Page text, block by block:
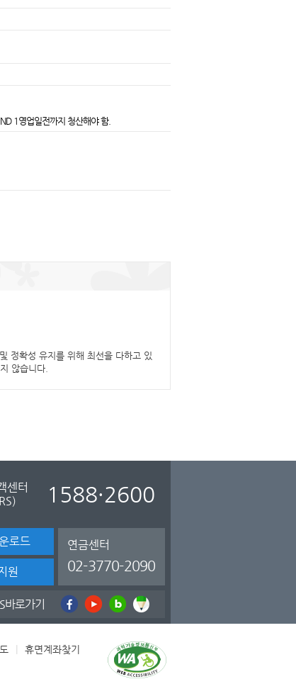
1영업일전까지 청산해야 함.
정확성 유지를 위해 최선을 다하고 있
않습니다.
센터
1588·2600
로드
원
연금센터
02-3770-2090
바로가기
휴면계좌찾기